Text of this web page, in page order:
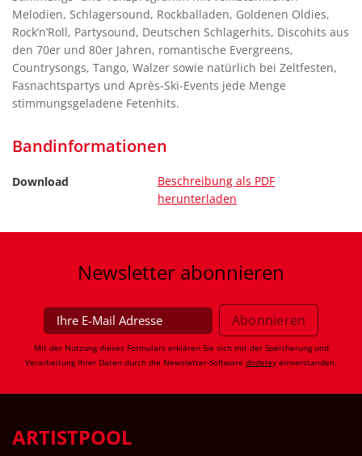
Melodien, Schlagersound, Rockballaden, Goldenen Oldies,
Rock’n’Roll, Partysound, Deutschen Schlagerhits, Discohits aus
den 70er und 80er Jahren, romantische Evergreens,
Countrysongs, Tango, Walzer sowie natürlich bei Zeltfesten,
Fasnachtspartys und Après-Ski-Events jede Menge
stimmungsgeladene Fetenhits.
Bandinformationen
Download
Beschreibung als PDF
herunterladen
Newsletter abonnieren
Mit der Nutzung dieses Formulars erklären Sie sich mit der Speicherung und
Verarbeitung Ihrer Daten durch die Newsletter-Software dodeley einverstanden.
ARTISTPOOL